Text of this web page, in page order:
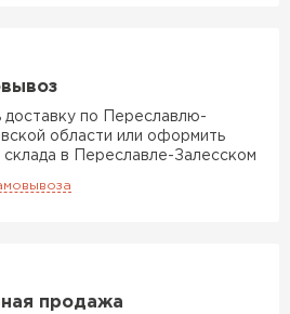
доставку по Переславлю-
области или оформить
в Переславле-Залесском
продажа